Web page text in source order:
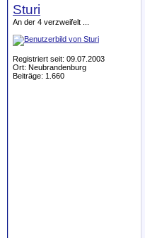
Sturi
An der 4 verzweifelt ...
Registriert seit: 09.07.2003
Ort: Neubrandenburg
Beiträge: 1.660